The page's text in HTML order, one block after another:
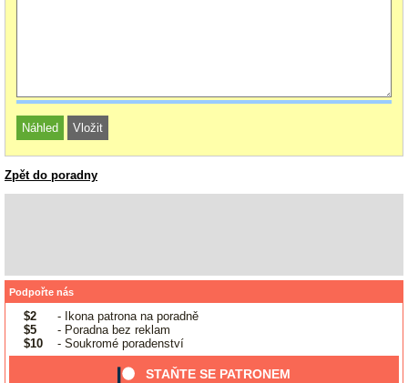
Zpět do poradny
Podpořte nás
$2
- Ikona patrona na poradně
$5
- Poradna bez reklam
$10
- Soukromé poradenství
STAŇTE SE PATRONEM